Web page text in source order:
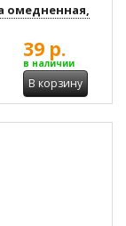
омедненная,
39 р.
в наличии
В корзину